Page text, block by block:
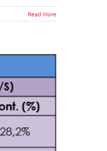
Read More